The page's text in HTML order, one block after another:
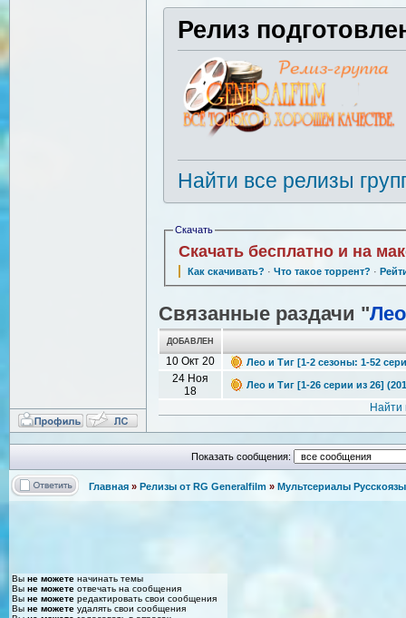
Релиз
Найти все релизы
Скачать
Скачать бесплатно и на
Как скачивать? · Что такое торрент? ·
Связанные раздачи "
ДОБАВЛЕН
10 Окт 20 Лео и Тиг [1-2 сезоны: 1-52
24 Ноя
18
Лео и Тиг [1-26 серии из 26]
Найти
Показать сообщения:
Главная » Релизы от RG Generalfilm » Мультсериалы
Вы не можете начинать темы
Вы не можете отвечать на сообщения
Вы не можете редактировать свои сообщения
Вы не можете удалять свои сообщения